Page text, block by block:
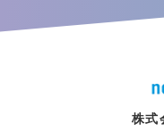
株式